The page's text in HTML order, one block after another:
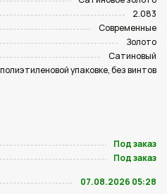
2.083
Современные
Золото
Сатиновый
упаковке, без винтов
Под заказ
Под заказ
07.08.2026 05:28